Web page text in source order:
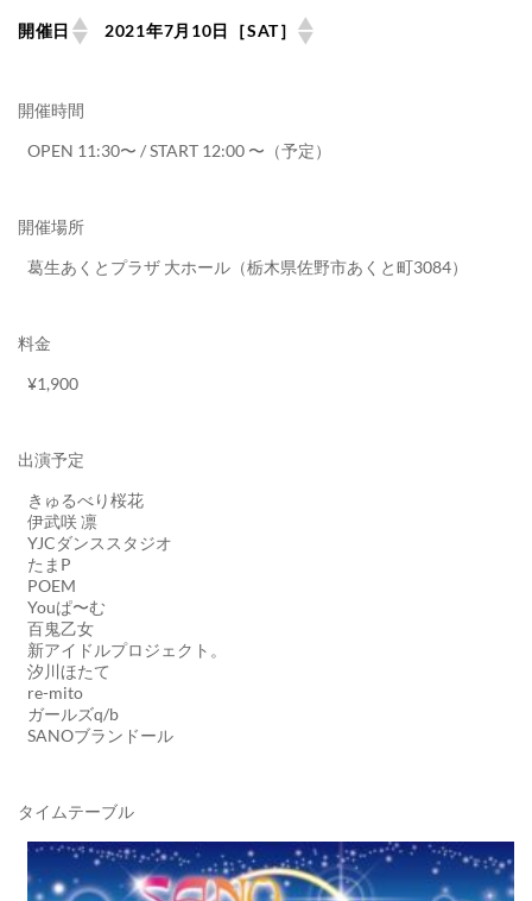
開催日 2021年7月10日［SAT］
開催時間
OPEN 11:30〜 / START 12:00 〜（予定）
開催場所
葛生あくとプラザ 大ホール（栃木県佐野市あくと町3084）
料金
¥1,900
出演予定
きゅるべり桜花
伊武咲 凛
YJCダンススタジオ
たまP
POEM
Youぱ〜む
百鬼乙女
新アイドルプロジェクト。
汐川ほたて
re-mito
ガールズq/b
SANOブランドール
タイムテーブル